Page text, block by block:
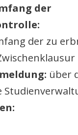
der
der zu
über